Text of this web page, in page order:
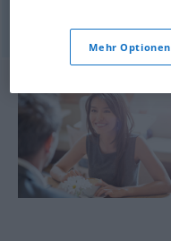
© LibreOffice
Mehr Optionen